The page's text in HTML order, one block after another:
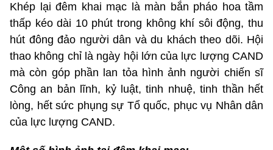
Khép lại đêm khai mạc là màn bắn pháo hoa tầm
thấp kéo dài 10 phút trong không khí sôi động, thu
hút đông đảo người dân và du khách theo dõi. Hội
thao không chỉ là ngày hội lớn của lực lượng CAND
mà còn góp phần lan tỏa hình ảnh người chiến sĩ
Công an bản lĩnh, kỷ luật, tinh nhuệ, tinh thần hết
lòng, hết sức phụng sự Tổ quốc, phục vụ Nhân dân
của lực lượng CAND.